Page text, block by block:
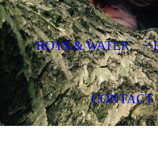
ROTS & WATER
CONTACT